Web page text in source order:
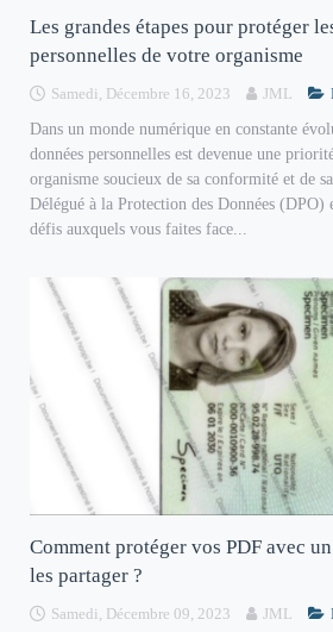
Les grandes étapes pour protéger
personnelles de votre organisme
Samedi, Décembre 16, 2023 JML
Dans un monde numérique en constante
données personnelles est devenue une
organisme soucieux de sa conformité et de
Délégué à la Protection des Données (DPO)
défis auxquels vous faites face...
Comment protéger vos PDF avec
les partager ?
Samedi, Décembre 09, 2023 JML